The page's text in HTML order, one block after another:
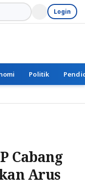
Login
Politik
Cabang
Arus